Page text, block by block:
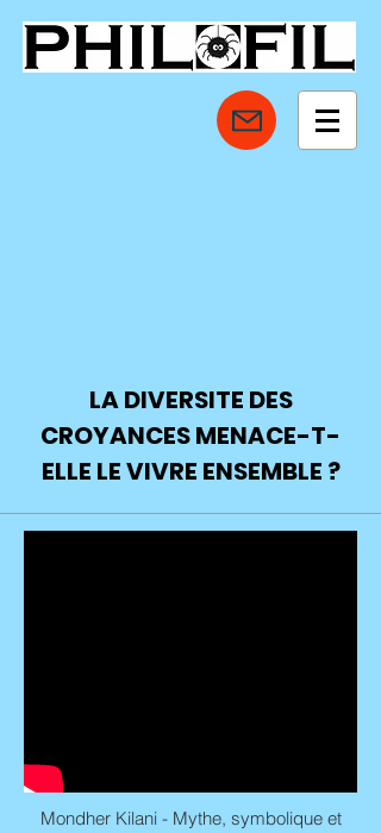
LA DIVERSITE DES
CROYANCES MENACE-T-
ELLE LE VIVRE ENSEMBLE ?
Mondher Kilani - Mythe, symbolique et